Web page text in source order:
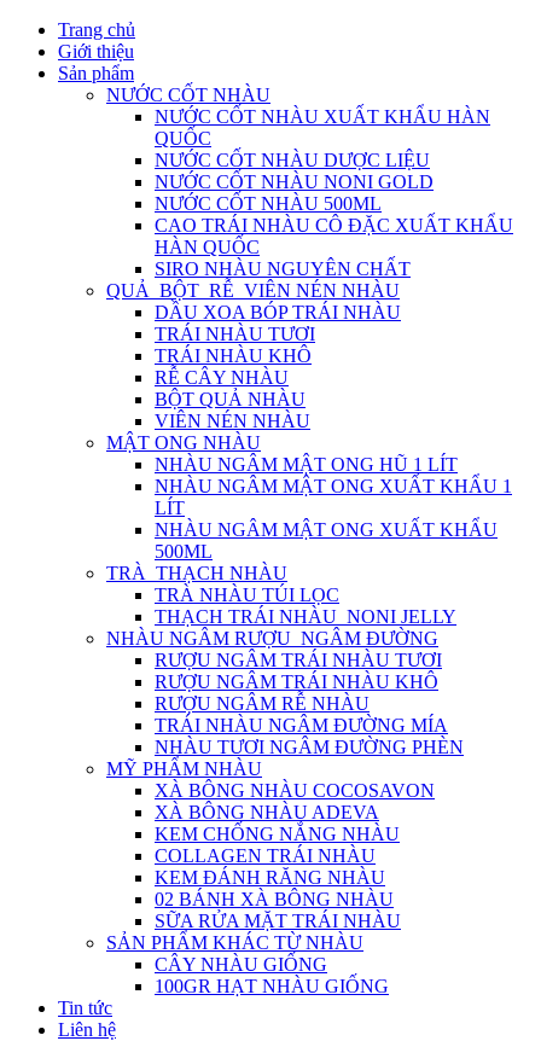
Trang chủ
Giới thiệu
Sản phẩm
NƯỚC CỐT NHÀU
NƯỚC CỐT NHÀU XUẤT KHẨU HÀN
QUỐC
NƯỚC CỐT NHÀU DƯỢC LIỆU
NƯỚC CỐT NHÀU NONI GOLD
NƯỚC CỐT NHÀU 500ML
CAO TRÁI NHÀU CÔ ĐẶC XUẤT KHẨU
HÀN QUỐC
SIRO NHÀU NGUYÊN CHẤT
QUẢ_BỘT_RỄ_VIÊN NÉN NHÀU
DẦU XOA BÓP TRÁI NHÀU
TRÁI NHÀU TƯƠI
TRÁI NHÀU KHÔ
RỄ CÂY NHÀU
BỘT QUẢ NHÀU
VIÊN NÉN NHÀU
MẬT ONG NHÀU
NHÀU NGÂM MẬT ONG HŨ 1 LÍT
NHÀU NGÂM MẬT ONG XUẤT KHẨU 1
LÍT
NHÀU NGÂM MẬT ONG XUẤT KHẨU
500ML
TRÀ_THẠCH NHÀU
TRÀ NHÀU TÚI LỌC
THẠCH TRÁI NHÀU_NONI JELLY
NHÀU NGÂM RƯỢU_NGÂM ĐƯỜNG
RƯỢU NGÂM TRÁI NHÀU TƯƠI
RƯỢU NGÂM TRÁI NHÀU KHÔ
RƯỢU NGÂM RỄ NHÀU
TRÁI NHÀU NGÂM ĐƯỜNG MÍA
NHÀU TƯƠI NGÂM ĐƯỜNG PHÈN
MỸ PHẨM NHÀU
XÀ BÔNG NHÀU COCOSAVON
XÀ BÔNG NHÀU ADEVA
KEM CHỐNG NẮNG NHÀU
COLLAGEN TRÁI NHÀU
KEM ĐÁNH RĂNG NHÀU
02 BÁNH XÀ BÔNG NHÀU
SỮA RỬA MẶT TRÁI NHÀU
SẢN PHẨM KHÁC TỪ NHÀU
CÂY NHÀU GIỐNG
100GR HẠT NHÀU GIỐNG
Tin tức
Liên hệ